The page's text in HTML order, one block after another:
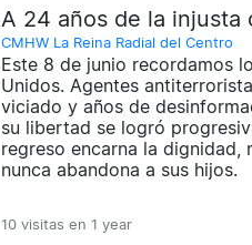
A 24 años de la injusta
CMHW La Reina Radial del Centro
Este 8 de junio recordamos
Unidos. Agentes
viciado y años de
su libertad se logró
regreso encarna la dignidad,
nunca abandona a sus hijos.
10 visitas en 1 year